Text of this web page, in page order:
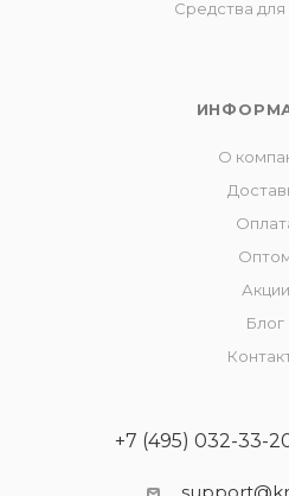
Средства для
О
Акции
Блог
+7 (495) 032-33-